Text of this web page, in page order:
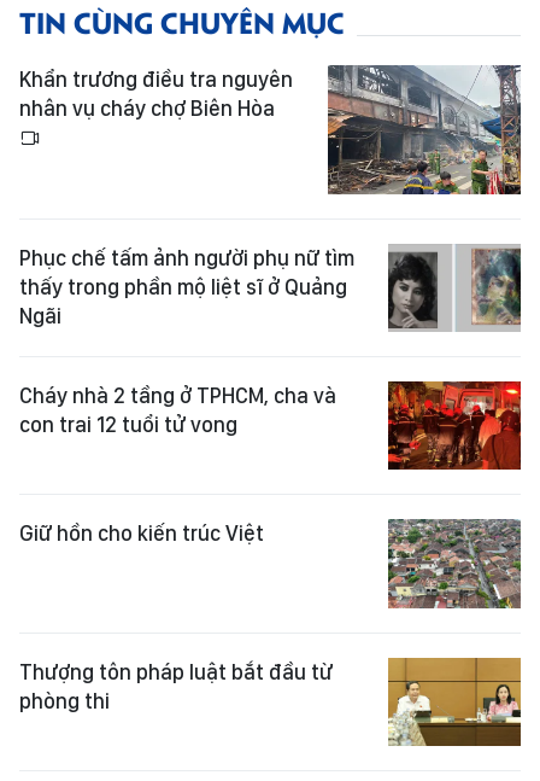
TIN CÙNG CHUYÊN MỤC
Khẩn trương điều tra nguyên
nhân vụ cháy chợ Biên Hòa
Phục chế tấm ảnh người phụ nữ tìm
thấy trong phần mộ liệt sĩ ở Quảng
Ngãi
Cháy nhà 2 tầng ở TPHCM, cha và
con trai 12 tuổi tử vong
Giữ hồn cho kiến trúc Việt
Thượng tôn pháp luật bắt đầu từ
phòng thi